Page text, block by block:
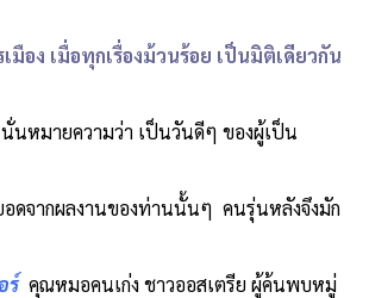
อง เมื่อทุกเรื่องม้วนร้อย เป็นมิติเดียวกัน
นหมายความว่า เป็นวันดีๆ ของผู้เป็น
ดจากผลงานของท่านนั้นๆ คนรุ่นหลังจึงมัก
ร์คุณหมอคนเก่ง ชาวออสเตรีย ผู้ค้นพบหมู่